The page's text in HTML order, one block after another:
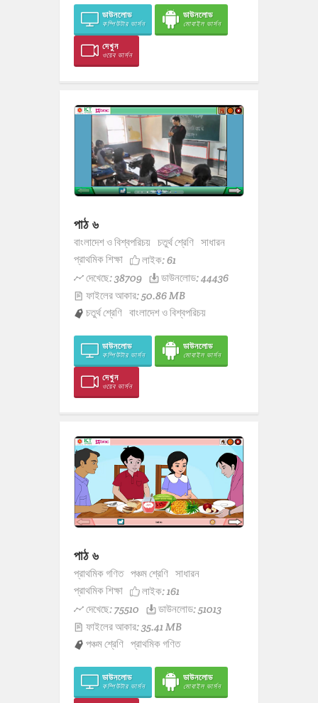
ডাউনলোড
কম্পিউটার ভার্সন
ডাউনলোড
মোবাইল ভার্সন
দেখুন
ওয়েব ভার্সন
পাঠ ৬
বাংলাদেশ ও বিশ্বপরিচয় চতুর্থ শ্রেণি সাধারন
প্রাথমিক শিক্ষা
লাইক:61
দেখেছে: 38709
ডাউনলোড: 44436
ফাইলের আকার: 50.86 MB
চতুর্থ শ্রেণি বাংলাদেশ ও বিশ্বপরিচয়
ডাউনলোড
কম্পিউটার ভার্সন
ডাউনলোড
মোবাইল ভার্সন
দেখুন
ওয়েব ভার্সন
পাঠ ৬
প্রাথমিক গণিত পঞ্চম শ্রেণি সাধারন
প্রাথমিক শিক্ষা
লাইক:161
দেখেছে: 75510
ডাউনলোড: 51013
ফাইলের আকার: 35.41 MB
পঞ্চম শ্রেণি প্রাথমিক গণিত
ডাউনলোড
কম্পিউটার ভার্সন
ডাউনলোড
মোবাইল ভার্সন